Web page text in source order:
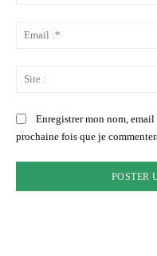
Enregistrer mon nom,
prochaine fois que je